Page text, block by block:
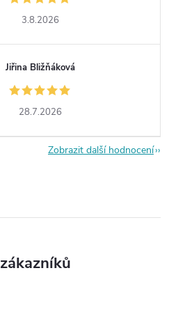
3.8.2026
Jiřina Bližňáková
28.7.2026
Zobrazit další hodnocení